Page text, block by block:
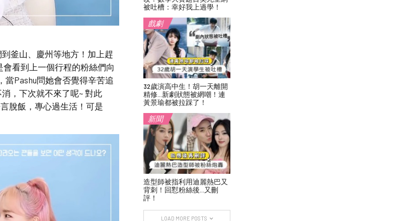
釜山、慶州等地方！加上趕
看到上一個行程的粉絲們向
當Pashu問她會否覺得辛苦追
，下次就不來了呢~ 對此
脫飯，專心過生活！可是
被吐槽：幸好我上過學！
戲劇
32歲演高中生！胡一天離開
精修…新劇狀態被網嘲！連
黃景瑜都被拉踩了！
新聞
造型師被指利用迪麗熱巴又
背刺！回懟粉絲後…又刪
評！
LOAD MORE POSTS